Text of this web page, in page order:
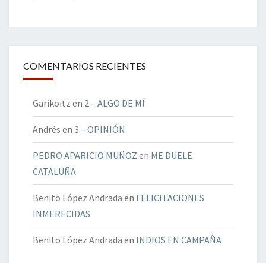
COMENTARIOS RECIENTES
Garikoitz en 2 – ALGO DE MÍ
Andrés en 3 – OPINIÓN
PEDRO APARICIO MUÑOZ en ME DUELE
CATALUÑA
Benito López Andrada en FELICITACIONES
INMERECIDAS
Benito López Andrada en INDIOS EN CAMPAÑA